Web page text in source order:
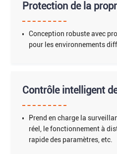
Protection de la
Conception robuste avec
pour les environnements
Contrôle intelligent
Prend en charge la
réel, le fonctionnement à
rapide des paramètres, etc.